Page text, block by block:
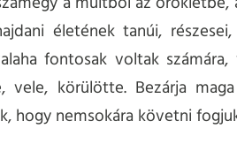
életének tanúi,
fontosak voltak
vele, körülötte. Bezárja
hogy nemsokára követni